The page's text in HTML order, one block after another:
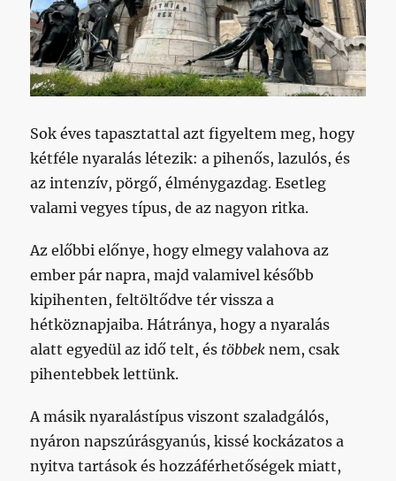
Sok éves tapasztattal azt figyeltem meg, hogy
kétféle nyaralás létezik: a pihenős, lazulós, és
az intenzív, pörgő, élménygazdag. Esetleg
valami vegyes típus, de az nagyon ritka.
Az előbbi előnye, hogy elmegy valahova az
ember pár napra, majd valamivel később
kipihenten, feltöltődve tér vissza a
hétköznapjaiba. Hátránya, hogy a nyaralás
alatt egyedül az idő telt, és többek nem, csak
pihentebbek lettünk.
A másik nyaralástípus viszont szaladgálós,
nyáron napszúrásgyanús, kissé kockázatos a
nyitva tartások és hozzáférhetőségek miatt,